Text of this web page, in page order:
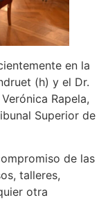
en la
(h) y el Dr.
Rapela,
Superior de
de las
talleres,
otra